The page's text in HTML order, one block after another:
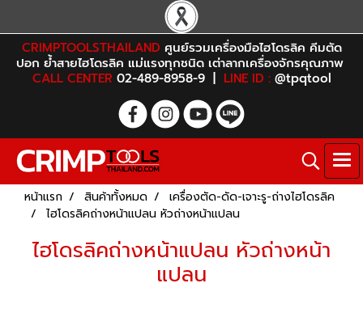
CRIMPTOOLSTHAILAND ศูนย์รวมเครื่องมือไฮโดรลิค คีมตัด
ปอก ย้ำสายไฮโดรลิค แม่แรงทุกชนิด เต่าลากเครื่องจักรคุณภาพ
CALL CENTER 02-489-8958-9 | LINE ID :@tpqtool
หน้าแรก สินค้าทั้งหมด
เครื่องตัด-ดัด-เจาะรู-ถ่างไฮโดรลิค
ไฮโดรลิคถ่างหน้าแปลน หัวถ่างหน้าแปลน
ไฮโดรลิคถ่างหน้าแปลน หัวถ่างหน้า
แปลน